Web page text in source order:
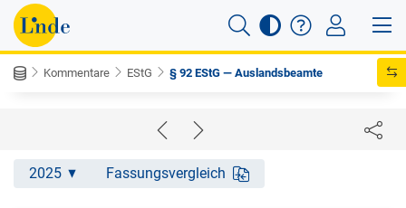
Kommentare EStG § 92 EStG — Auslandsbeamte
2025 Fassungsvergleich